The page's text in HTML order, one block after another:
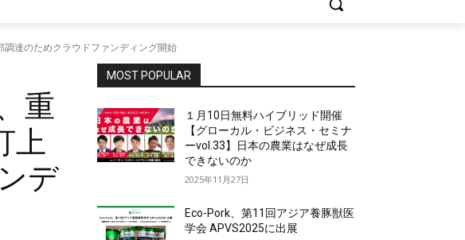
達のためクラウドファンディング開始
重
上
デ
MOST POPULAR
１月10日無料ハイブリッド開催
【グローカル・ビジネス・セミナ
ーvol.33】日本の農業はなぜ成長
できないのか
2025年11月27日
Eco-Pork、第11回アジア養豚獣医
学会 APVS2025に出展